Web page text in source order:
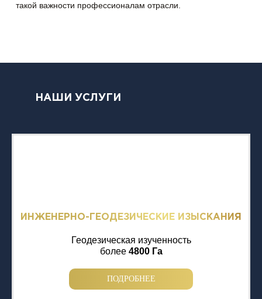
такой важности профессионалам отрасли.
НАШИ УСЛУГИ
ИНЖЕНЕРНО-ГЕОДЕЗИЧЕСКИЕ ИЗЫСКАНИЯ
Геодезическая изученность
более 4800 Га
ПОДРОБНЕЕ